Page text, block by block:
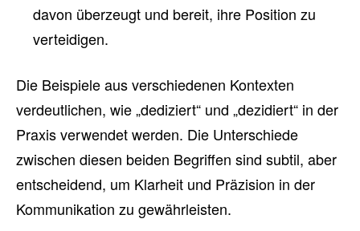
davon überzeugt und bereit, ihre Position zu
verteidigen.
Die Beispiele aus verschiedenen Kontexten
verdeutlichen, wie „dediziert“ und „dezidiert“ in der
Praxis verwendet werden. Die Unterschiede
zwischen diesen beiden Begriffen sind subtil, aber
entscheidend, um Klarheit und Präzision in der
Kommunikation zu gewährleisten.